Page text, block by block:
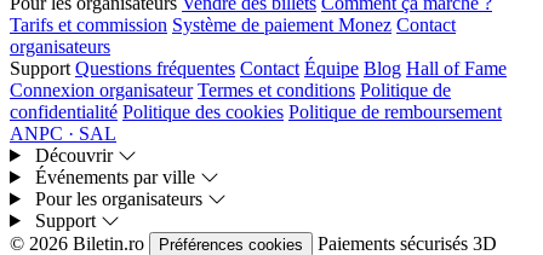
Tarifs et commission Système de paiement Monez Contact
organisateurs
Support Questions fréquentes Contact Équipe Blog Hall of Fame
Connexion organisateur Termes et conditions Politique de
confidentialité Politique des cookies Politique de remboursement
ANPC · SAL
Découvrir
Événements par ville
Pour les organisateurs
Support
© 2026 Biletin.ro
Préférences cookies Paiements sécurisés 3D